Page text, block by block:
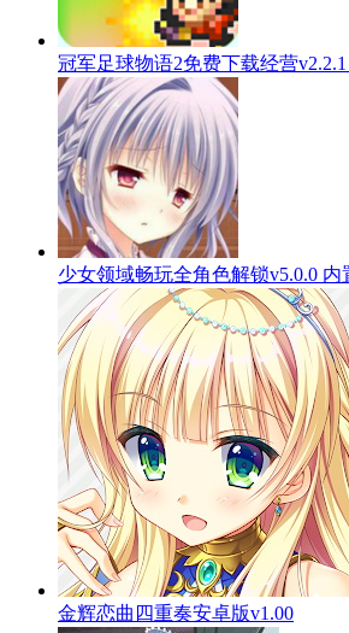
冠军足球物语2免费下载经营
少女领域畅玩全角色解锁v5.0.0 内
金辉恋曲四重奏安卓版v1.00